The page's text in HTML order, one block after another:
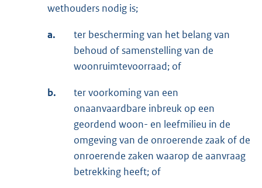
wethouders nodig is;
a.
ter bescherming van het belang van
behoud of samenstelling van de
woonruimtevoorraad; of
b.
ter voorkoming van een
onaanvaardbare inbreuk op een
geordend woon- en leefmilieu in de
omgeving van de onroerende zaak of de
onroerende zaken waarop de aanvraag
betrekking heeft; of